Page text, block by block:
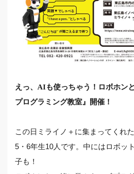
えっ、AIも使っちゃう！ロボホン
プログラミング教室』開催！
この日ミライノ＋に集まってくれ
5・6年生10人です。中にはロボッ
子も！